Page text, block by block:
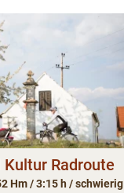
Kultur Radroute
Hm / 3:15 h / schwierig